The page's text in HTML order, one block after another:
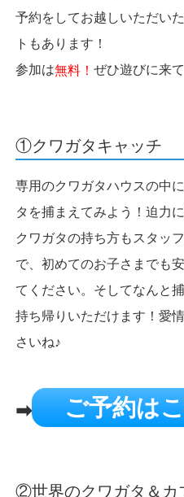
予約をしてお越しいただい
トもあります！
参加は無料！ ぜひ遊びに来
①クワガタキャッチ
専用のクワガタハウスの中
タを捕まえてみよう！迫力
クワガタの持ち方もスタッフ
で、初めてのお子さまでも
てください。 そしてなんと
持ち帰りいただけます！愛
さいね♪
➡ ご予約は
②世界のクワガタ＆カ